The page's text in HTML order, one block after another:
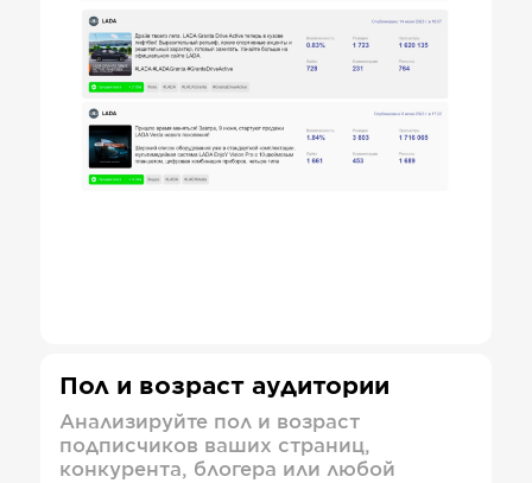
Пол и возраст аудитории
Анализируйте пол и возраст
подписчиков ваших страниц,
конкурента, блогера или любой